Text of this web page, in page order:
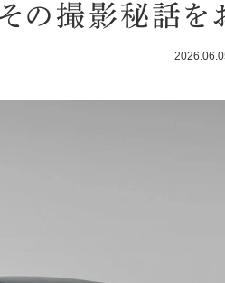
その撮影秘話を